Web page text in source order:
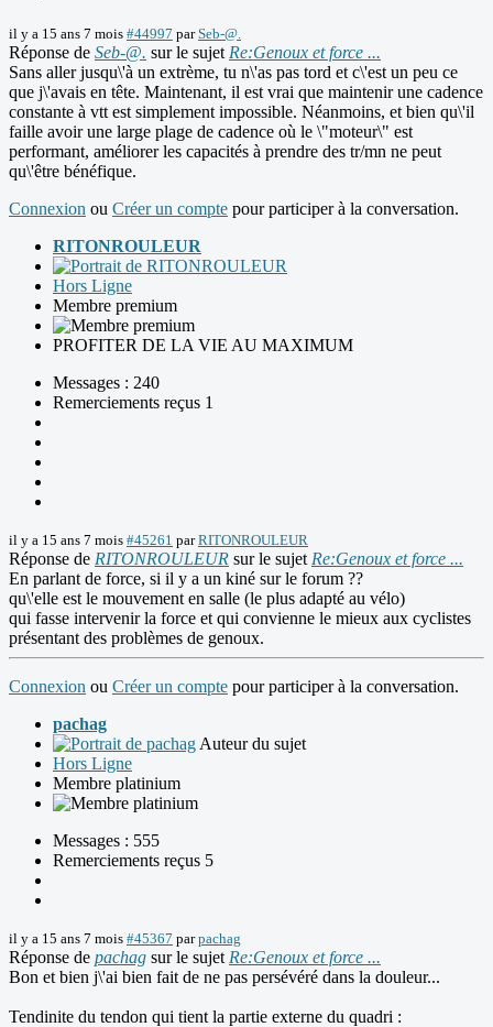
il y a 15 ans 7 mois #44997 parSeb-@.
Réponse de Seb-@. sur le sujet Re:Genoux et force ...
Sans aller jusqu\'à un extrème, tu n\'as pas tord et c\'est un peu ce
que j\'avais en tête. Maintenant, il est vrai que maintenir une cadence
constante à vtt est simplement impossible. Néanmoins, et bien qu\'il
faille avoir une large plage de cadence où le \"moteur\" est
performant, améliorer les capacités à prendre des tr/mn ne peut
qu\'être bénéfique.
Connexion ou Créer un compte pour participer à la conversation.
RITONROULEUR
Hors Ligne
Membre premium
PROFITER DE LA VIE AU MAXIMUM
Messages : 240
Remerciements reçus 1
il y a 15 ans 7 mois #45261 parRITONROULEUR
Réponse de RITONROULEUR sur le sujet Re:Genoux et force ...
En parlant de force, si il y a un kiné sur le forum ??
qu\'elle est le mouvement en salle (le plus adapté au vélo)
qui fasse intervenir la force et qui convienne le mieux aux cyclistes
présentant des problèmes de genoux.
Connexion ou Créer un compte pour participer à la conversation.
pachag
Auteur du sujet
Hors Ligne
Membre platinium
Messages : 555
Remerciements reçus 5
il y a 15 ans 7 mois #45367 parpachag
Réponse de pachag sur le sujet Re:Genoux et force ...
Bon et bien j\'ai bien fait de ne pas persévéré dans la douleur...
Tendinite du tendon qui tient la partie externe du quadri :